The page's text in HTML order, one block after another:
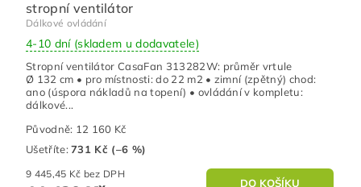
stropní ventilátor
Dálkové ovládání
4-10 dní (skladem u dodavatele)
Stropní ventilátor CasaFan 313282W: průměr vrtule
Ø 132 cm • pro místnosti: do 22 m2 • zimní (zpětný) chod:
ano (úspora nákladů na topení) • ovládání v kompletu:
dálkové...
Původně: 12 160 Kč
Ušetříte:731 Kč (–6 %)
9 445,45 Kč bez DPH